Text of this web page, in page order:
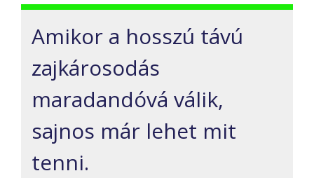
Amikor a hosszú távú
zajkárosodás
maradandóvá válik,
sajnos már lehet mit
tenni.